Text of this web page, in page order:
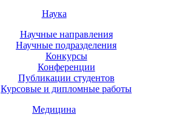
Наука
Научные направления
Научные подразделения
Конкурсы
Конференции
Публикации студентов
Курсовые и дипломные работы
Медицина